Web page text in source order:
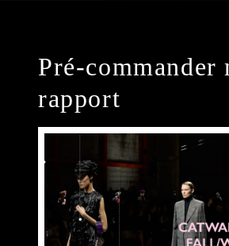
Pré-commander
rapport